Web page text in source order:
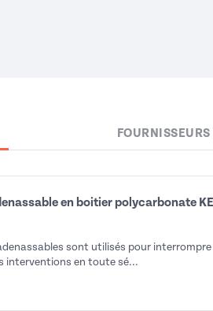
en boitier polycarbonate
sont utilisés pour interrompre
interventions en toute sé...